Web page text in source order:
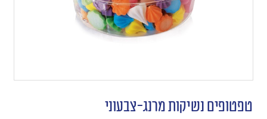
טפטופים נשיקות מרנג-צבעוני